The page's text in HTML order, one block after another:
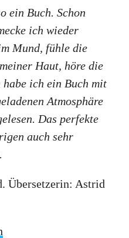
ein Buch. Schon
ich wieder
Mund, fühle die
Haut, höre die
ich ein Buch mit
Atmosphäre
Das perfekte
auch sehr
Übersetzerin: Astrid